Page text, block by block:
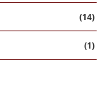
(14)
(1)